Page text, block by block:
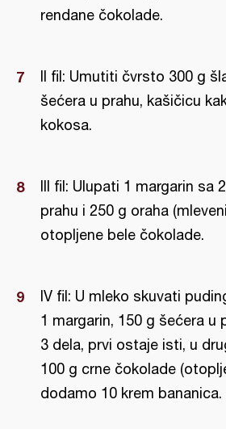
rendane čokolade.
II fil: Umutiti čvrsto 300 g
šećera u prahu, kašičicu
kokosa.
III fil: Ulupati 1 margarin sa
prahu i 250 g oraha
otopljene bele čokolade.
IV fil: U mleko skuvati
1 margarin, 150 g šećera u
3 dela, prvi ostaje isti, u
100 g crne čokolade
dodamo 10 krem bananica.